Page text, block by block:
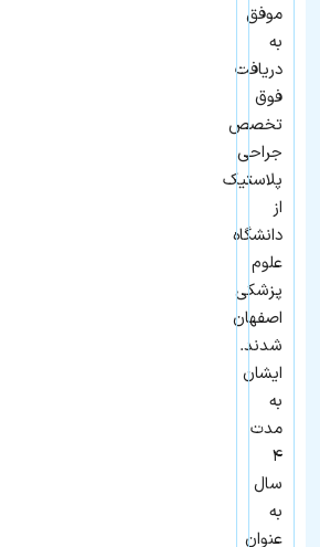
موفق
به
دریافت
فوق‌
تخصص
جراحی
پلاستیک
از
دانشگاه
علوم
پزشکی
اصفهان
شدند.
ایشان
به
مدت
۴
سال
به‌
عنوان